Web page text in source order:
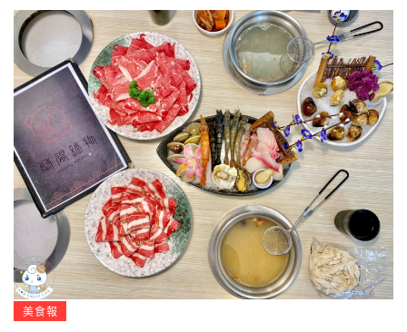
美食報